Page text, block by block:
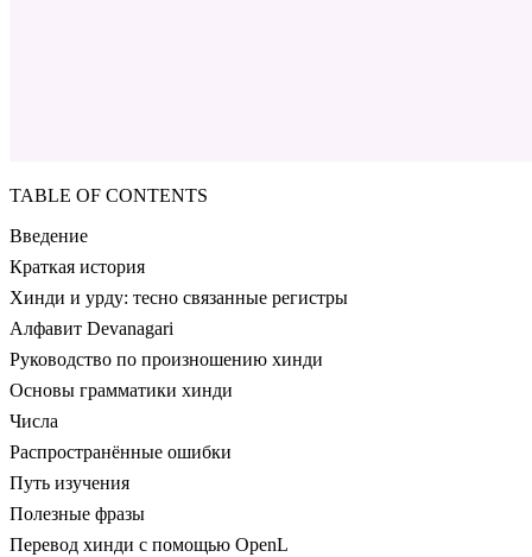
TABLE OF CONTENTS
Введение
Краткая история
Хинди и урду: тесно связанные регистры
Алфавит Devanagari
Руководство по произношению хинди
Основы грамматики хинди
Числа
Распространённые ошибки
Путь изучения
Полезные фразы
Перевод хинди с помощью OpenL